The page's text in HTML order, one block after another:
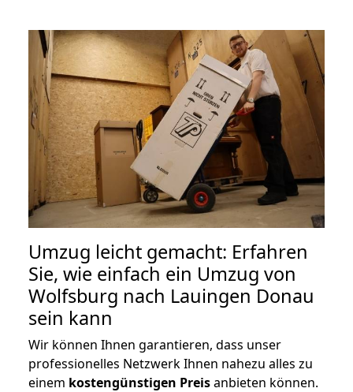
Umzug leicht gemacht: Erfahren
Sie, wie einfach ein Umzug von
Wolfsburg nach Lauingen Donau
sein kann
Wir können Ihnen garantieren, dass unser
professionelles Netzwerk Ihnen nahezu alles zu
einem kostengünstigen Preisanbieten können.